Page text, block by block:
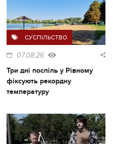
СУСПІЛЬСТВО
07.08.26
Три дні поспіль у Рівному
фіксують рекордну
температуру